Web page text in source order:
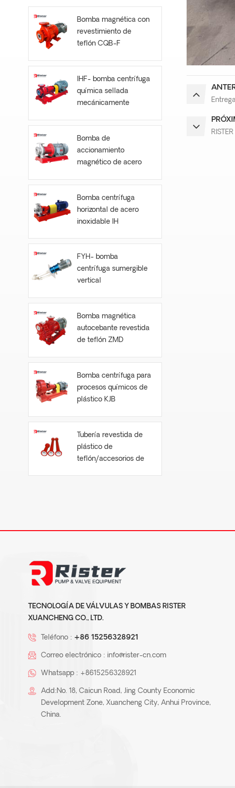
Bomba magnética con
revestimiento de
teflón CQB-F
IHF- bomba centrífuga
química sellada
mecánicamente
Bomba de
accionamiento
magnético de acero
Bomba centrífuga
horizontal de acero
inoxidable IH
FYH- bomba
centrífuga sumergible
vertical
Bomba magnética
autocebante revestida
de teflón ZMD
Bomba centrífuga para
procesos químicos de
plástico KJB
Tubería revestida de
plástico de
teflón/accesorios de
TECNOLOGÍA DE VÁLVULAS Y BOMBAS RISTER
XUANCHENG CO., LTD.
Teléfono : +86 15256328921
Correo electrónico : info@rister-cn.com
Whatsapp : +8615256328921
Add:No. 18, Caicun Road, Jing County Economic
Development Zone, Xuancheng City, Anhui Province,
China.